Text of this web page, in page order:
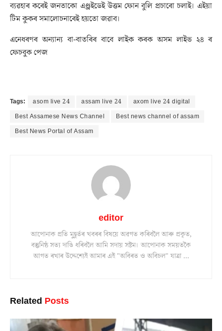
ব্যৱহাৰ কৰেই জনতাকো এণ্ড্ৰইডেই উত্তম ফোন বুলি প্ৰচাৰো চলাই। এইয়া
টিম কুকৰ সমালোচনাৰেই হয়তো জৱাব।
এনেধৰণৰ অন্যান্য বা-বাতৰিৰ বাবে লাইক কৰক অসম লাইভ ২৪ ৰ
ফেচবুক পেজ
Tags: asom live 24 assam live 24
axom live 24 digital
Best Assamese News Channel
Best news channel of assam
Best News Portal of Assam
editor
আপোনাক প্ৰতি মুহূৰ্তৰ খবৰৰ বিষয়ে অৱগত কৰিবলৈ আৰু প্ৰকৃত,
বস্তুনিষ্ঠ সত্য দাঙি ধৰিবলৈ আমি সদায় সষ্টম। আপোনাক সময়তকৈ
আগত ৰখাৰ উদ্দেশ্যেই আমাৰ এই "অবিৰত ও অবিচল" যাত্ৰা ...
Related Posts